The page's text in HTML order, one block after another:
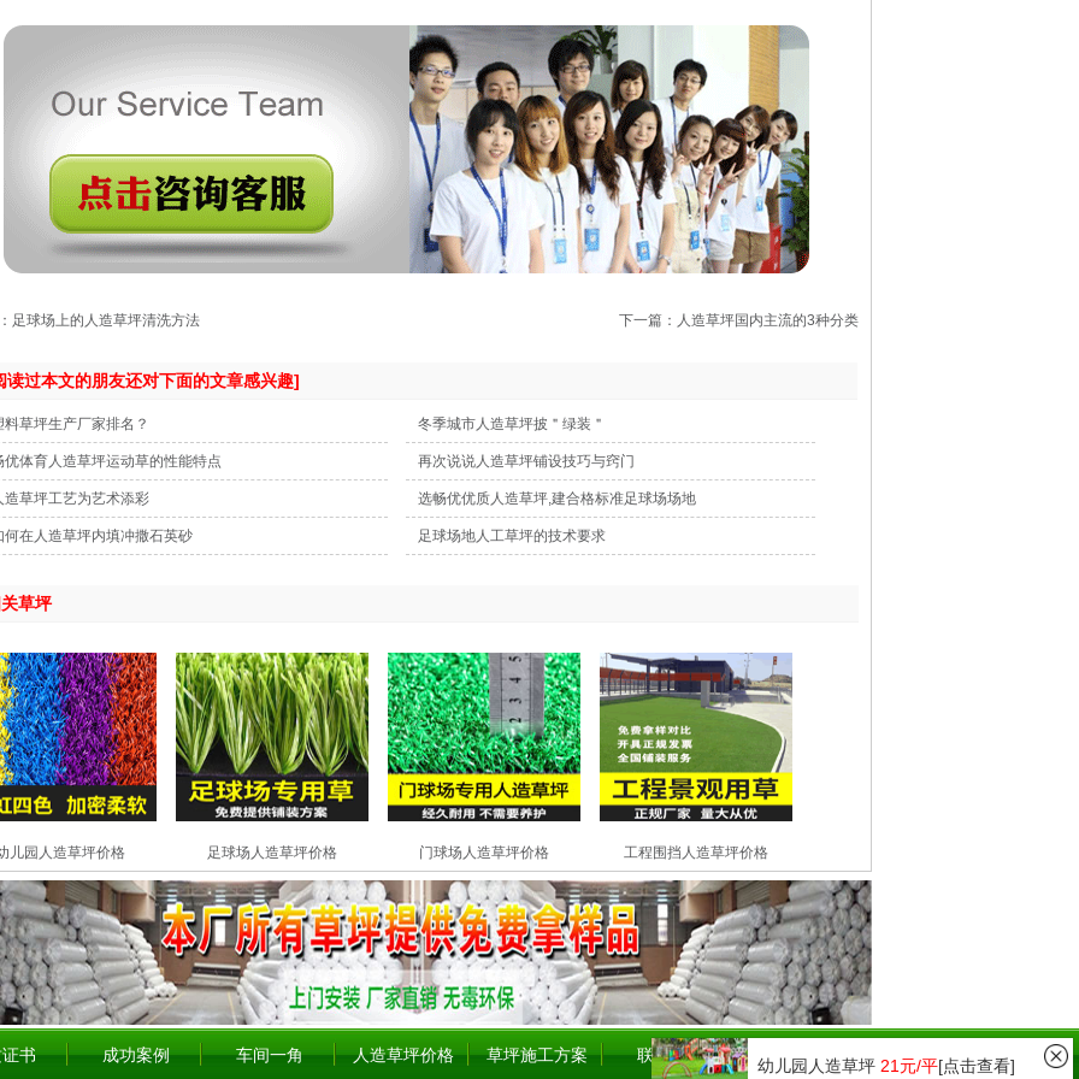
足球场上的人造草坪清洗方法 下一篇：人造草坪国内主流的3种分类
读过本文的朋友还对下面的文章感兴趣]
料草坪生产厂家排名？ 冬季城市人造草坪披＂绿装＂
优体育人造草坪运动草的性能特点 再次说说人造草坪铺设技巧与窍门
造草坪工艺为艺术添彩 选畅优优质人造草坪,建合格标准足球场场地
何在人造草坪内填冲撒石英砂 足球场地人工草坪的技术要求
草坪
儿园人造草坪价格 足球场人造草坪价格 门球场人造草坪价格 工程围挡人造草坪价格
书 成功案例 车间一角 人造草坪价格 草坪施工方案 联系我们 检测报告
幼儿园人造草坪 21元/平[点击查看]